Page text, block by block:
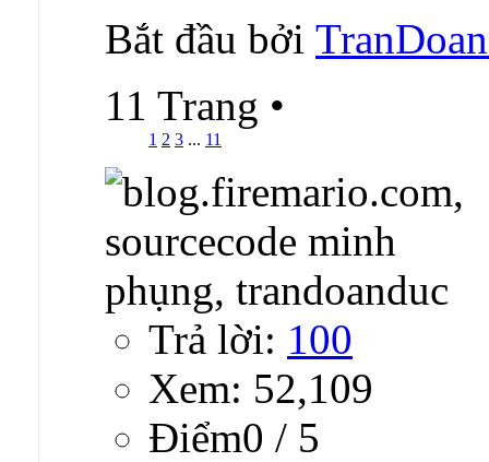
Bắt đầu bởi
11 Trang •
1 2 3 ... 11
Trả lời: 100
Xem: 52,109
Ðiểm0 / 5